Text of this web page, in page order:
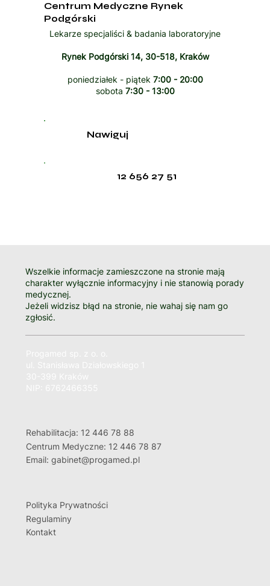
Centrum Medyczne Rynek
Podgórski
Lekarze specjaliści & badania laboratoryjne
Rynek Podgórski 14, 30-518, Kraków
poniedziałek - piątek 7:00 - 20:00
sobota 7:30 - 13:00
12 656 27 51
Nawiguj
Wszelkie informacje zamieszczone na stronie mają
charakter wyłącznie informacyjny i nie stanowią porady
medycznej.
Jeżeli widzisz błąd na stronie, nie wahaj się nam go
zgłosić.
Rehabilitacja: 12 446 78 88
Centrum Medyczne: 12 446 78 87
Email: gabinet@progamed.pl
Polityka Prywatności
Regulaminy
Kontakt